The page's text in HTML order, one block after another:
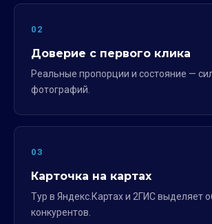
02
Доверие с первого клика
Реальные пропорции и состояние —
фотографий.
03
Карточка на картах
Тур в Яндекс.Картах и 2ГИС выделяет
конкурентов.